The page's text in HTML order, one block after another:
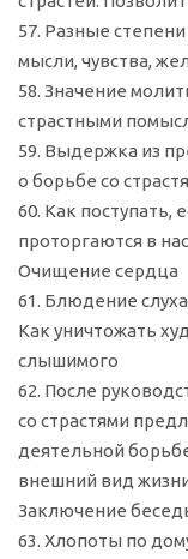
57. Разные
мысли, чувства,
58. Значение
страстными
59. Выдержка из
о борьбе со
60. Как поступать,
проторгаются в
Очищение сердца
61. Блюдение
Как уничтожать
слышимого
62. После
со страстями
деятельной
внешний вид
Заключение
63. Хлопоты по